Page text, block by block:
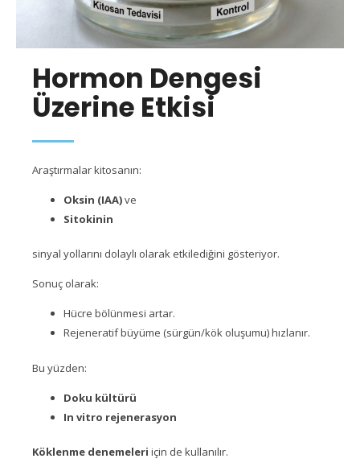
Hormon Dengesi
Üzerine Etkisi
Araştırmalar kitosanın:
Oksin (IAA)ve
Sitokinin
sinyal yollarını dolaylı olarak etkilediğini gösteriyor.
Sonuç olarak:
Hücre bölünmesi artar.
Rejeneratif büyüme (sürgün/kök oluşumu) hızlanır.
Bu yüzden:
Doku kültürü
In vitro rejenerasyon
Köklenme denemeleri için de kullanılır.